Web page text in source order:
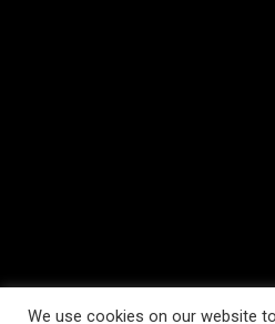
We use cookies on our website